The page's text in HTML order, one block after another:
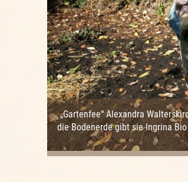
„Gartenfee“ Alexandra
die Bodenerde gibt sie Ingrina